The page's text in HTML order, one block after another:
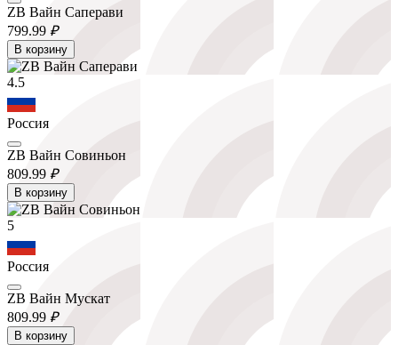
ZB Вайн Саперави
799.99 ₽
В корзину
4.5
Россия
ZB Вайн Совиньон
809.99 ₽
В корзину
5
Россия
ZB Вайн Мускат
809.99 ₽
В корзину